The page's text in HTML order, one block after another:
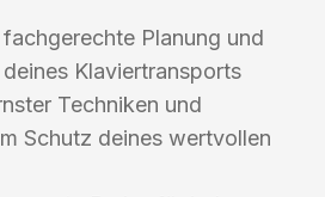
Planung und
Klaviertransports
Techniken und
Schutz deines wertvollen